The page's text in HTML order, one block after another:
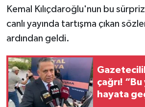
Kemal Kılıçdaroğlu'nun bu
canlı yayında tartışma çıkan
ardından geldi.
çağrı!
hayata